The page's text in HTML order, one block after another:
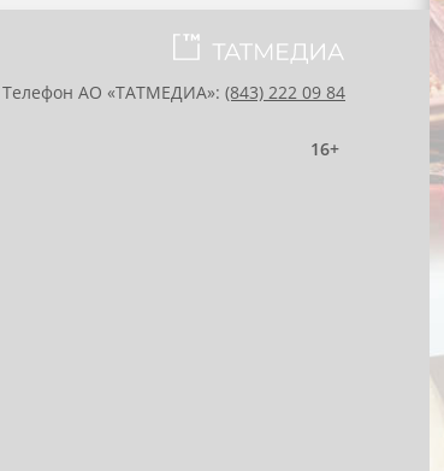
Телефон АО «ТАТМЕДИА»: (843) 222 09 84
16+